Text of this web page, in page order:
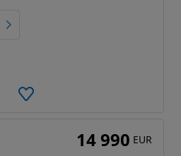
14 990 EUR